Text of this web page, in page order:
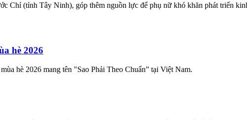
Chỉ (tỉnh Tây Ninh), góp thêm nguồn lực để phụ nữ khó khăn phát triển
hè 2026
hè 2026 mang tên "Sao Phải Theo Chuẩn” tại Việt Nam.